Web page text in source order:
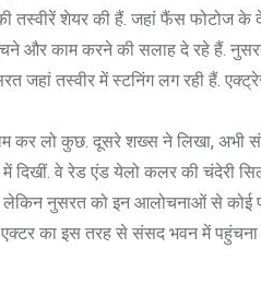
की तस्वीरें शेयर की हैं. जहां फैंस फोटोज
और काम करने की सलाह दे रहे हैं.
जहां तस्वीर में स्टनिंग लग रही हैं.
कर लो कुछ. दूसरे शख्स ने लिखा, अभी
दिखीं. वे रेड एंड येलो कलर की चंदेरी
नुसरत को इन आलोचनाओं से कोई
का इस तरह से संसद भवन में पहुंचना